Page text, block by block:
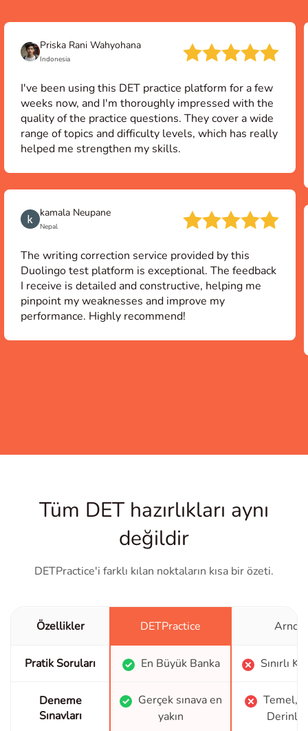
Priska Rani Wahyohana
Indonesia
I've been using this DET practice platform for a few
weeks now, and I'm thoroughly impressed with the
quality of the practice questions. They cover a wide
range of topics and difficulty levels, which has really
helped me strengthen my skills.
kamala Neupane
Nepal
The writing correction service provided by this
Duolingo test platform is exceptional. The feedback
I receive is detailed and constructive, helping me
pinpoint my weaknesses and improve my
performance. Highly recommend!
Tüm DET hazırlıkları aynı
değildir
DETPractice'i farklı kılan noktaların kısa bir özeti.
Özellikler DETPractice Arno
Pratik Soruları En Büyük Banka Sınırlı
Deneme
Sınavları
Gerçek sınava en
yakın
Temel,
Derinlik